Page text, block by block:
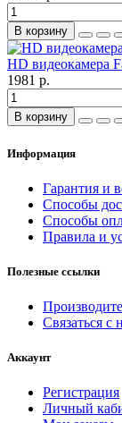
В корзину
HD видеокамера
1981 р.
В корзину
Информация
Гарантия и
Способы
Способы
Правила и
Полезные ссылки
Связаться с
Аккаунт
Регистрация
Личный